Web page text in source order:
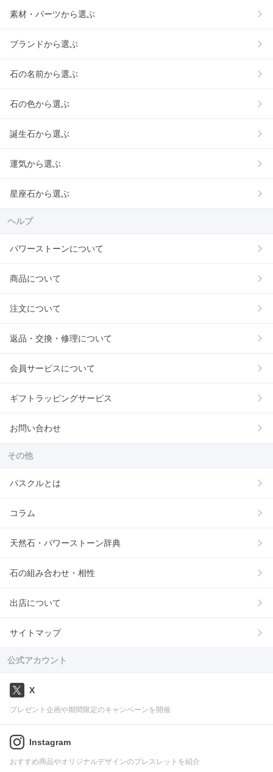
素材・パーツから選ぶ
ブランドから選ぶ
石の名前から選ぶ
石の色から選ぶ
誕生石から選ぶ
運気から選ぶ
星座石から選ぶ
ヘルプ
パワーストーンについて
商品について
注文について
返品・交換・修理について
会員サービスについて
ギフトラッピングサービス
お問い合わせ
その他
パスクルとは
コラム
天然石・パワーストーン辞典
石の組み合わせ・相性
出店について
サイトマップ
公式アカウント
X
プレゼント企画や期間限定のキャンペーンを開催
Instagram
おすすめ商品やオリジナルデザインのブレスレットを紹介